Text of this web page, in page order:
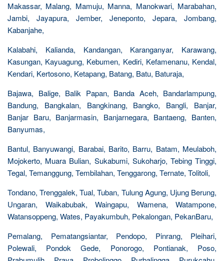
Makassar, Malang, Mamuju, Manna, Manokwari, Marabahan,
Jambi, Jayapura, Jember, Jeneponto, Jepara, Jombang,
Kabanjahe,
Kalabahi, Kalianda, Kandangan, Karanganyar, Karawang,
Kasungan, Kayuagung, Kebumen, Kediri, Kefamenanu, Kendal,
Kendari, Kertosono, Ketapang, Batang, Batu, Baturaja,
Bajawa, Balige, Balik Papan, Banda Aceh, Bandarlampung,
Bandung, Bangkalan, Bangkinang, Bangko, Bangli, Banjar,
Banjar Baru, Banjarmasin, Banjarnegara, Bantaeng, Banten,
Banyumas,
Bantul, Banyuwangi, Barabai, Barito, Barru, Batam, Meulaboh,
Mojokerto, Muara Bulian, Sukabumi, Sukoharjo, Tebing Tinggi,
Tegal, Temanggung, Tembilahan, Tenggarong, Ternate, Tolitoli,
Tondano, Trenggalek, Tual, Tuban, Tulung Agung, Ujung Berung,
Ungaran, Waikabubak, Waingapu, Wamena, Watampone,
Watansoppeng, Wates, Payakumbuh, Pekalongan, PekanBaru,
Pemalang, Pematangsiantar, Pendopo, Pinrang, Pleihari,
Polewali, Pondok Gede, Ponorogo, Pontianak, Poso,